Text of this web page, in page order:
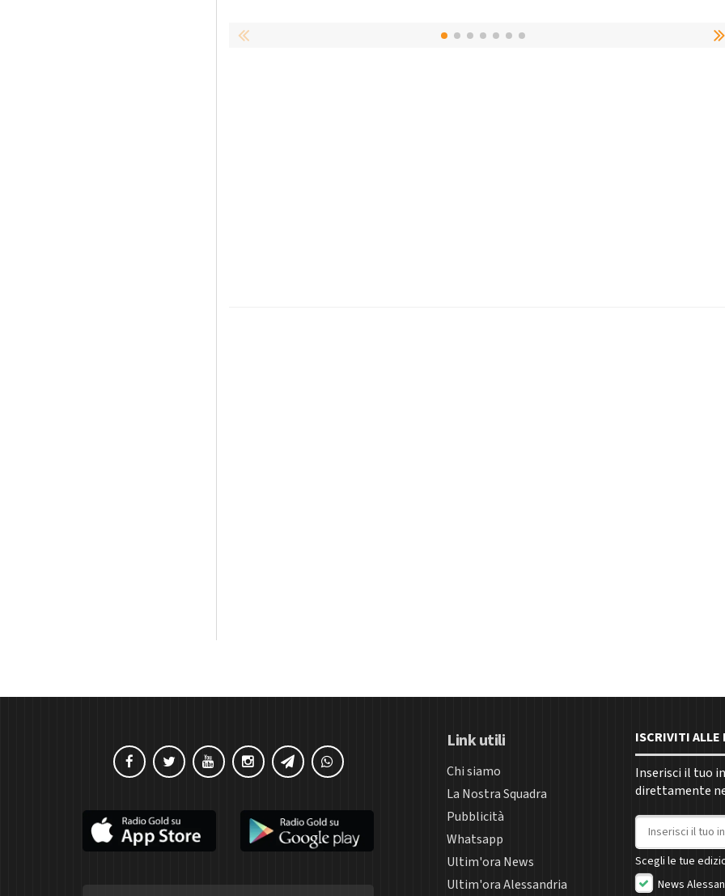
Link utili
Chi siamo
La Nostra Squadra
Pubblicità
Whatsapp
Ultim'ora News
Ultim'ora Alessandria
ISCRIVITI ALLE
Inserisci il tuo
direttamente
Indirizzo email
Scegli le tue
News